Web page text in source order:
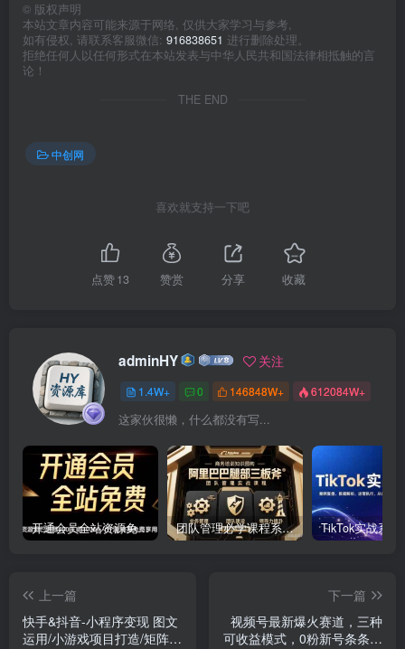
© 版权声明
本站文章内容可能来源于网络, 仅供大家学习与参考,
如有侵权, 请联系客服微信: 916838651 进行删除处理。
拒绝任何人以任何形式在本站发表与中华人民共和国法律相抵触的言
论！
THE END
中创网
喜欢就支持一下吧
点赞13 赞赏 分享 收藏
adminHY 关注
1.4W+ 0 146848W+ 612084W+
这家伙很懒，什么都没有写...
开通会员全站资源免费下载 开通VIP会员 HY资源库 团队管理必学课程系列，阿里巴巴“腿部三板斧”
上一篇
快手&抖音-小程序变现 图文
运用/小游戏项目打造/矩阵打
下一篇
视频号最新爆火赛道，三种
可收益模式，0粉新号条条原